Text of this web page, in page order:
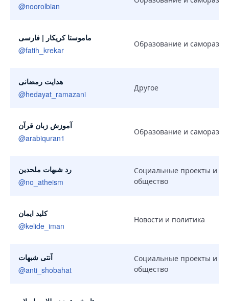
@noorolbian
ماموستا كریكار | فارسی
@fatih_krekar
Образование и
هدایت رمضانی
@hedayat_ramazani
Другое
آموزش زبان قرآن
@arabiquran1
Образование и
رد شبهات ملحدین
@no_atheism
Социальные проекты и
общество
کلید ایمان
@kelide_iman
Новости и политика
آنتی شبهات
@anti_shobahat
Социальные проекты и
общество